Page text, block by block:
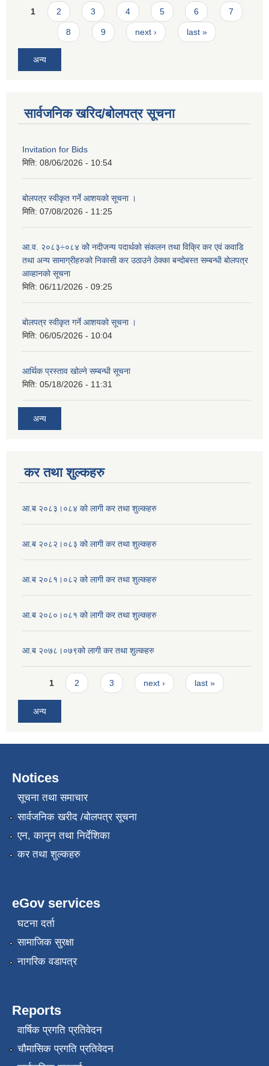
Pages
1 2 3 4 5 6 7
8 9 next › last »
अन्य
सार्वजनिक खरिद/बोलपत्र सूचना
Invitation for Bids
मिति: 08/06/2026 - 10:54
बोलपत्र स्वीकृत गर्ने आशयको सूचना ।
मिति: 07/08/2026 - 11:25
आ.व. २०८३÷०८४ कोे नदीजन्य पदार्थको संकलन तथा विक्रि कर एवं कवाडि
तथा अन्य सामाग्रीहरुको निकासी कर उठाउने ठेक्का बन्दोबस्त सम्बन्धी बोलपत्र
आव्हानको सूचना
मिति: 06/11/2026 - 09:25
बोलपत्र स्वीकृत गर्ने आशयको सूचना ।
मिति: 06/05/2026 - 10:04
आर्थिक प्रस्ताव खोल्ने सम्बन्धी सूचना
मिति: 05/18/2026 - 11:31
अन्य
कर तथा शुल्कहरु
आ.ब २०८३।०८४ को लागी कर तथा शुल्कहरु
आ.ब २०८२।०८३ को लागी कर तथा शुल्कहरु
आ.ब २०८१।०८२ को लागी कर तथा शुल्कहरु
आ.ब २०८०।०८१ को लागी कर तथा शुल्कहरु
आ.ब २०७८।०७९को लागी कर तथा शुल्कहरु
Pages
1 2 3 next › last »
अन्य
Notices
सूचना तथा समाचार
सार्वजनिक खरीद /बोलपत्र सूचना
एन, कानुन तथा निर्देशिका
कर तथा शुल्कहरु
eGov services
घटना दर्ता
सामाजिक सुरक्षा
नागरिक वडापत्र
Reports
वार्षिक प्रगति प्रतिवेदन
चौमासिक प्रगति प्रतिवेदन